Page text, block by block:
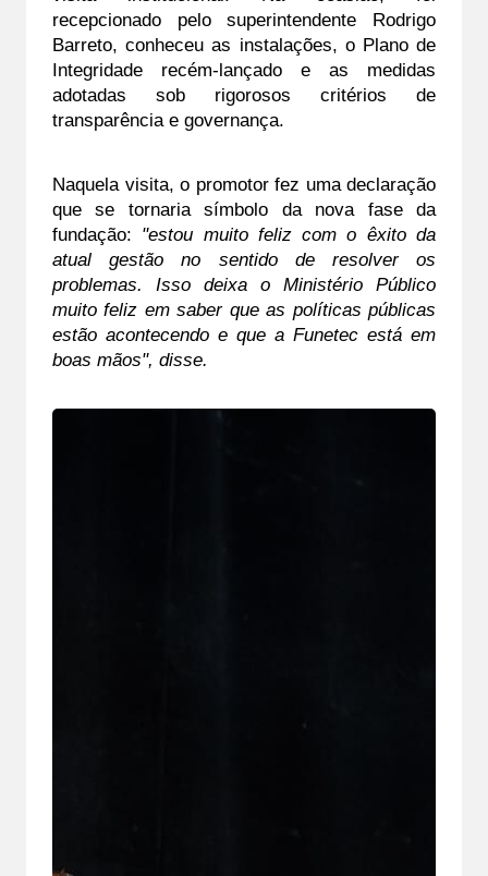
recepcionado pelo superintendente Rodrigo
Barreto, conheceu as instalações, o Plano de
Integridade recém-lançado e as medidas
adotadas sob rigorosos critérios de
transparência e governança.
Naquela visita, o promotor fez uma declaração
que se tornaria símbolo da nova fase da
fundação: "estou muito feliz com o êxito da
atual gestão no sentido de resolver os
problemas. Isso deixa o Ministério Público
muito feliz em saber que as políticas públicas
estão acontecendo e que a Funetec está em
boas mãos", disse.